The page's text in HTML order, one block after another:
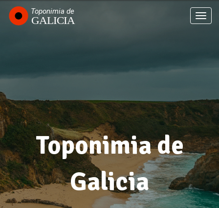
contido
Toponimia de
Galicia